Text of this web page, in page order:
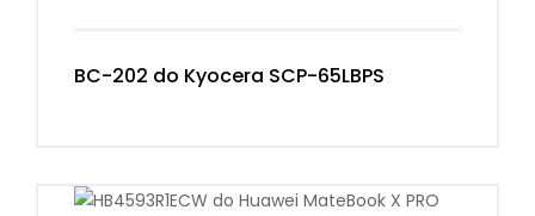
BC-202 do Kyocera SCP-65LBPS